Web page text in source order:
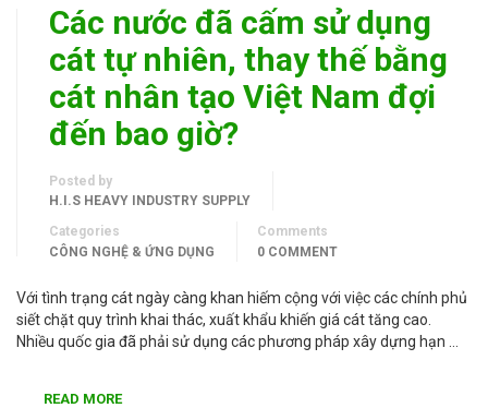
Các nước đã cấm sử dụng
cát tự nhiên, thay thế bằng
cát nhân tạo Việt Nam đợi
đến bao giờ?
Posted by
H.I.S HEAVY INDUSTRY SUPPLY
Categories
CÔNG NGHỆ & ỨNG DỤNG
Comments
0 COMMENT
Với tình trạng cát ngày càng khan hiếm cộng với việc các chính phủ
siết chặt quy trình khai thác, xuất khẩu khiến giá cát tăng cao.
Nhiều quốc gia đã phải sử dụng các phương pháp xây dựng hạn …
READ MORE